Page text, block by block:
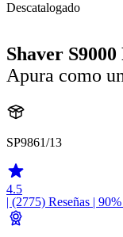
Descatalogado
Shaver
Apura como
SP9861/13
4.5
| (2775) Reseñas |